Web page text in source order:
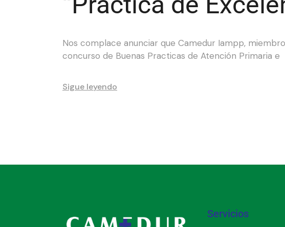
Nos complace anunciar que Camedur Iampp,
concurso de Buenas Practicas de Atención Primaria e
Sigue leyendo
Servicios